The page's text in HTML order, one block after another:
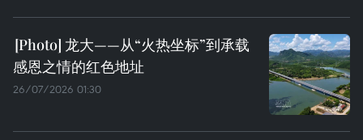
龙大——从“火热坐标”到承载
感恩之情的红色地址
26/07/2026 01:30